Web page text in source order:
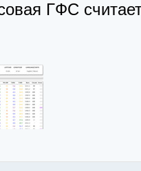
ГФС